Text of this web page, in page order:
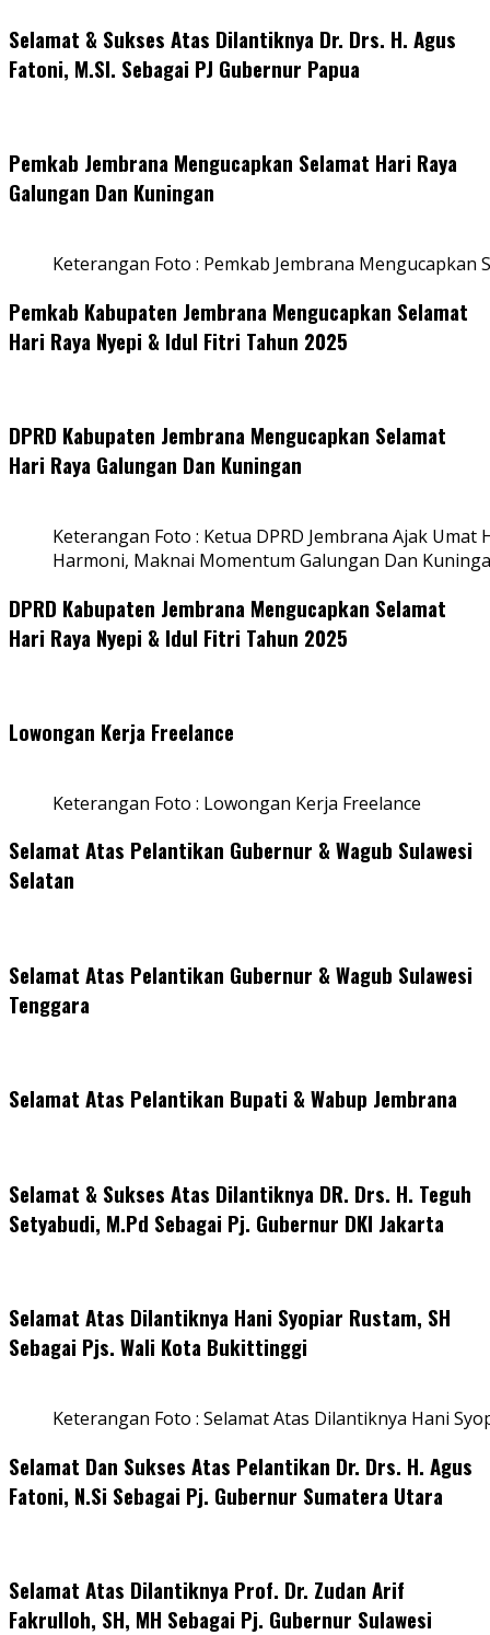
Selamat & Sukses Atas Dilantiknya Dr. Drs. H. Agus
Fatoni, M.SI. Sebagai PJ Gubernur Papua
Pemkab Jembrana Mengucapkan Selamat Hari Raya
Galungan Dan Kuningan
Keterangan Foto : Pemkab Jembrana Mengucapkan
Pemkab Kabupaten Jembrana Mengucapkan Selamat
Hari Raya Nyepi & Idul Fitri Tahun 2025
DPRD Kabupaten Jembrana Mengucapkan Selamat
Hari Raya Galungan Dan Kuningan
Keterangan Foto : Ketua DPRD Jembrana Ajak
Harmoni, Maknai Momentum Galungan Dan
DPRD Kabupaten Jembrana Mengucapkan Selamat
Hari Raya Nyepi & Idul Fitri Tahun 2025
Lowongan Kerja Freelance
Keterangan Foto : Lowongan Kerja Freelance
Selamat Atas Pelantikan Gubernur & Wagub Sulawesi
Selatan
Selamat Atas Pelantikan Gubernur & Wagub Sulawesi
Tenggara
Selamat Atas Pelantikan Bupati & Wabup Jembrana
Selamat & Sukses Atas Dilantiknya DR. Drs. H. Teguh
Setyabudi, M.Pd Sebagai Pj. Gubernur DKI Jakarta
Selamat Atas Dilantiknya Hani Syopiar Rustam, SH
Sebagai Pjs. Wali Kota Bukittinggi
Keterangan Foto : Selamat Atas Dilantiknya Hani
Selamat Dan Sukses Atas Pelantikan Dr. Drs. H. Agus
Fatoni, N.Si Sebagai Pj. Gubernur Sumatera Utara
Selamat Atas Dilantiknya Prof. Dr. Zudan Arif
Fakrulloh, SH, MH Sebagai Pj. Gubernur Sulawesi